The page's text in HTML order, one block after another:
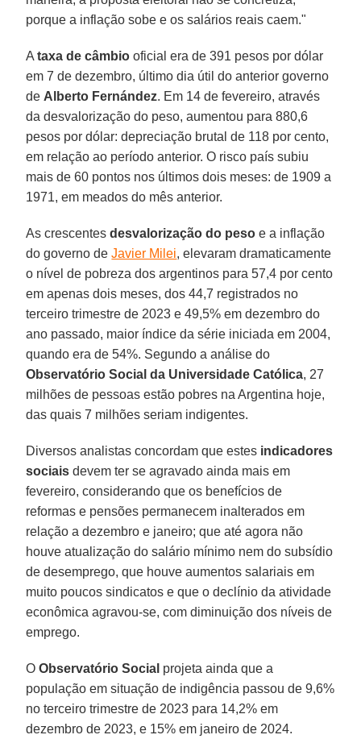
porque a inflação sobe e os salários reais caem."
Ataxa de câmbio oficial era de 391 pesos por dólar
em 7 de dezembro, último dia útil do anterior governo
de Alberto Fernández. Em 14 de fevereiro, através
da desvalorização do peso, aumentou para 880,6
pesos por dólar: depreciação brutal de 118 por cento,
em relação ao período anterior. O risco país subiu
mais de 60 pontos nos últimos dois meses: de 1909 a
1971, em meados do mês anterior.
As crescentesdesvalorização do peso e a inflação
do governo deJavier Milei, elevaram dramaticamente
o nível de pobreza dos argentinos para 57,4 por cento
em apenas dois meses, dos 44,7 registrados no
terceiro trimestre de 2023 e 49,5% em dezembro do
ano passado, maior índice da série iniciada em 2004,
quando era de 54%. Segundo a análise do
Observatório Social da Universidade Católica, 27
milhões de pessoas estão pobres na Argentina hoje,
das quais 7 milhões seriam indigentes.
Diversos analistas concordam que estes indicadores
sociais devem ter se agravado ainda mais em
fevereiro, considerando que os benefícios de
reformas e pensões permanecem inalterados em
relação a dezembro e janeiro; que até agora não
houve atualização do salário mínimo nem do subsídio
de desemprego, que houve aumentos salariais em
muito poucos sindicatos e que o declínio da atividade
econômica agravou-se, com diminuição dos níveis de
emprego.
OObservatório Social projeta ainda que a
população em situação de indigência passou de 9,6%
no terceiro trimestre de 2023 para 14,2% em
dezembro de 2023, e 15% em janeiro de 2024.